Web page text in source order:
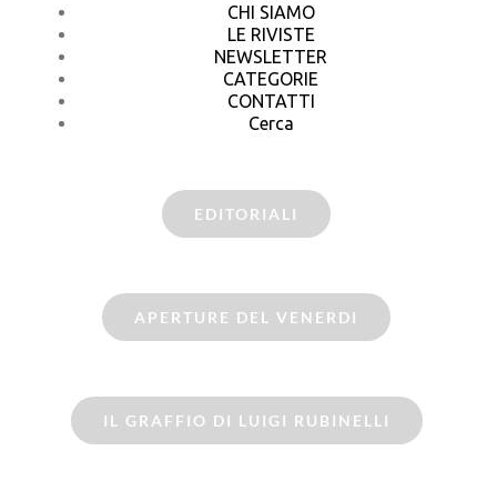
CHI SIAMO
LE RIVISTE
NEWSLETTER
CATEGORIE
CONTATTI
Cerca
EDITORIALI
APERTURE DEL VENERDI
IL GRAFFIO DI LUIGI RUBINELLI